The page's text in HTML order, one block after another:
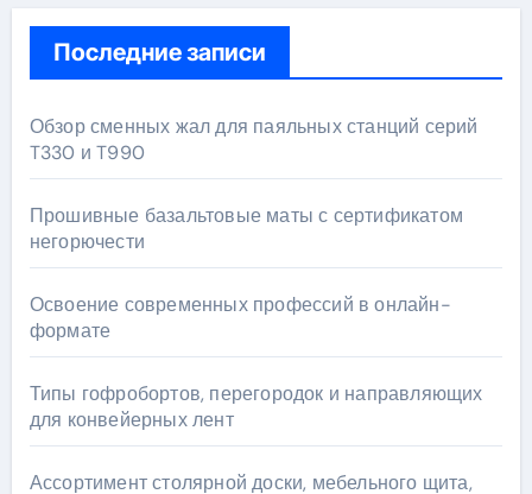
Последние записи
Обзор сменных жал для паяльных станций серий
T330 и T990
Прошивные базальтовые маты с сертификатом
негорючести
Освоение современных профессий в онлайн-
формате
Типы гофробортов, перегородок и направляющих
для конвейерных лент
Ассортимент столярной доски, мебельного щита,